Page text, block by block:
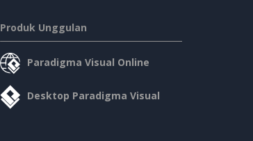
Produk Unggulan
Paradigma Visual Online
Desktop Paradigma Visual